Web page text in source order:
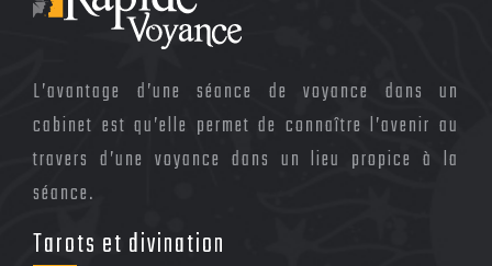
L’avantage d’une séance de voyance dans un
cabinet est qu’elle permet de connaître l’avenir au
travers d’une voyance dans un lieu propice à la
séance.
Tarots et divination